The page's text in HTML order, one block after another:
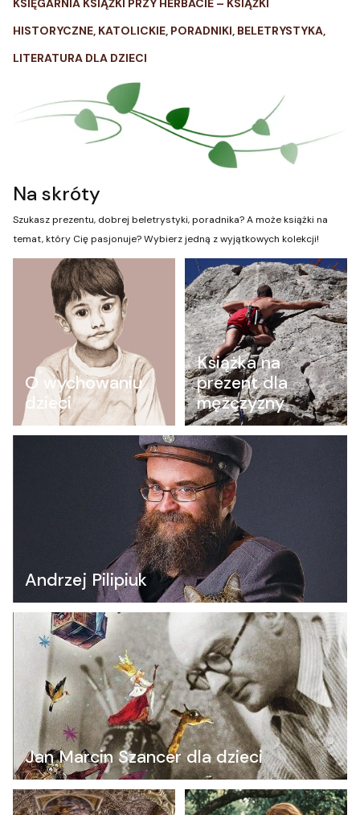
KSIĘGARNIA KSIĄŻKI PRZY HERBACIE – KSIĄŻKI
HISTORYCZNE, KATOLICKIE, PORADNIKI, BELETRYSTYKA,
LITERATURA DLA DZIECI
Na skróty
Szukasz prezentu, dobrej beletrystyki, poradnika? A może książki na
temat, który Cię pasjonuje? Wybierz jedną z wyjątkowych kolekcji!
O wychowaniu
dzieci
Książka na
prezent dla
mężczyzny
Andrzej Pilipiuk
Jan Marcin Szancer dla dzieci